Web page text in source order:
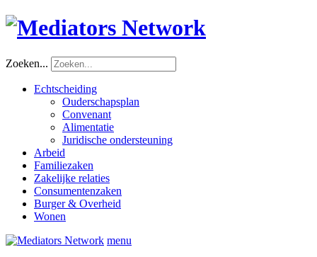
Zoeken...
Echtscheiding
Ouderschapsplan
Convenant
Alimentatie
Juridische ondersteuning
Arbeid
Familiezaken
Zakelijke relaties
Consumentenzaken
Burger & Overheid
Wonen
menu